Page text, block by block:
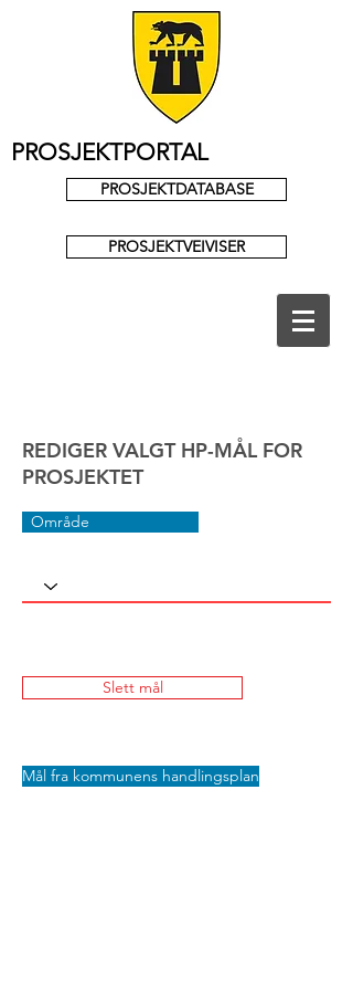
PROSJEKTPORTAL
PROSJEKTDATABASE
PROSJEKTVEIVISER
REDIGER VALGT HP-MÅL FOR
PROSJEKTET
Område
Slett mål
Mål fra kommunens handlingsplan